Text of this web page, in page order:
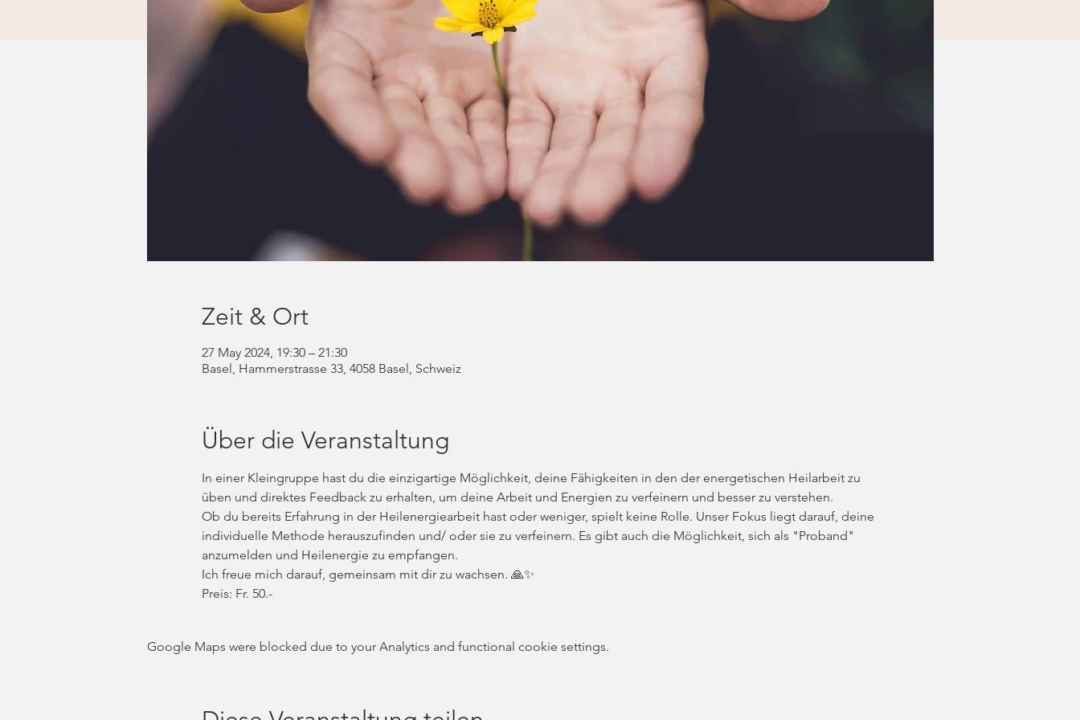
Zeit & Ort
27 May 2024, 19:30 – 21:30
Basel, Hammerstrasse 33, 4058 Basel, Schweiz
Über die Veranstaltung
In einer Kleingruppe hast du die einzigartige Möglichkeit, deine Fähigkeiten in den der energetischen Heilarbeit zu
üben und direktes Feedback zu erhalten, um deine Arbeit und Energien zu verfeinern und besser zu verstehen.
Ob du bereits Erfahrung in der Heilenergiearbeit hast oder weniger, spielt keine Rolle. Unser Fokus liegt darauf, deine
individuelle Methode herauszufinden und/ oder sie zu verfeinern. Es gibt auch die Möglichkeit, sich als "Proband"
anzumelden und Heilenergie zu empfangen.
Ich freue mich darauf, gemeinsam mit dir zu wachsen. 🙏✨
Preis: Fr. 50.-
Google Maps were blocked due to your Analytics and functional cookie settings.